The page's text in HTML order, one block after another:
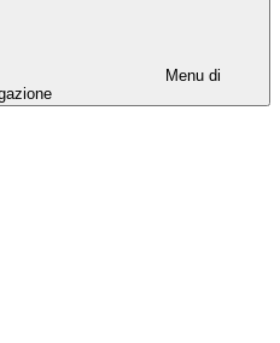
Menu di